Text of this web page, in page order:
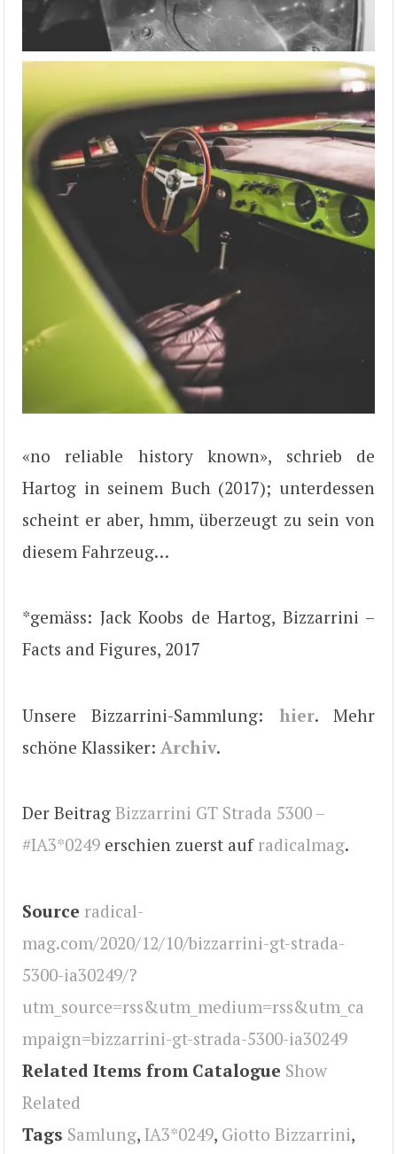
«no reliable history known», schrieb de
Hartog in seinem Buch (2017); unterdessen
scheint er aber, hmm, überzeugt zu sein von
diesem Fahrzeug…
*gemäss: Jack Koobs de Hartog, Bizzarrini –
Facts and Figures, 2017
Unsere Bizzarrini-Sammlung: hier. Mehr
schöne Klassiker: Archiv.
Der Beitrag Bizzarrini GT Strada 5300 –
#IA3*0249 erschien zuerst auf radicalmag.
Source radical-
mag.com/2020/12/10/bizzarrini-gt-strada-
5300-ia30249/?
utm_source=rss&utm_medium=rss&utm_ca
mpaign=bizzarrini-gt-strada-5300-ia30249
Related Items from Catalogue Show
Related
Tags Samlung, IA3*0249, Giotto Bizzarrini,